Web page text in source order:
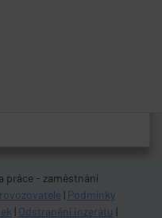
práce - zaměstnání
Podmínky
Odstranění inzerátu